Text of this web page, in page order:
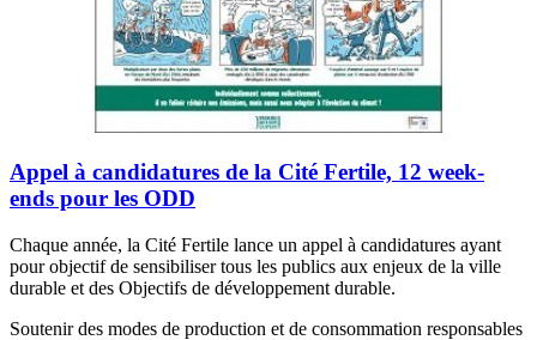
Appel à candidatures de la Cité Fertile, 12 week-
ends pour les ODD
Chaque année, la Cité Fertile lance un appel à candidatures ayant
pour objectif de sensibiliser tous les publics aux enjeux de la ville
durable et des Objectifs de développement durable.
Soutenir des modes de production et de consommation responsables